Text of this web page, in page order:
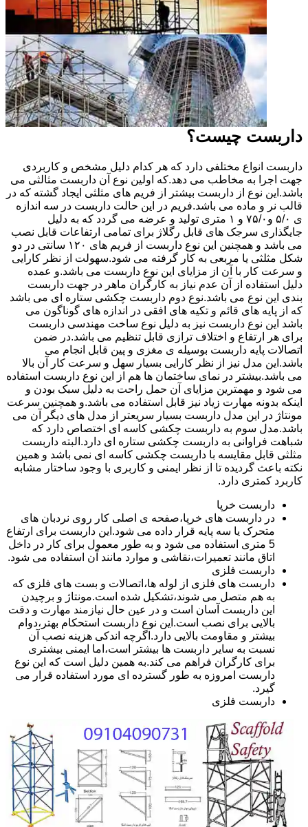
داربست چیست؟
داربست انواع مختلفی دارد که هر کدام دلیل مشخص و کاربردی
جهت اجرا به مخاطب می دهد.که اولین نوع آن داربست مثالثی می
باشد.این نوع از داربست بیشتر از فریم های مثلثی ایجاد گشته که در
قالب نر و ماده می باشد.فریم در این حالت داربست در سه اندازه
ی ۵/۰ و۷۵/۰ و ۱ متری تولید و عرضه می گردد که به دلیل
جایگذاری سرجک های قابل رگلاژ برای تمامی ارتفاعات قابل نصب
می باشد و همچنین این نوع داربست از فریم های ۱۲۰ سانتی در دو
شکل مثلثی یا مربعی به کار گرفته می شود.سهولت از نظر کارایی
و سرعت کار با آن از مزایای این نوع داربست می باشد.و عمده
دلیل استفاده از آن عدم نیاز به کارگران ماهر در جهت داربست
بندی این نوع می باشد.نوع دوم داربست چکشی ستاره ای می باشد
که از پایه های قائم و تکیه های افقی در اندازه های گوناگون می
باشد این نوع داربست نیز به دلیل نوع ساخت مهندسی داربست
برای هر ارتفاع و اختلاف ترازی قابل تنظیم می باشد.در ضمن
اتصالات پایه داربست بوسیله ی مغزی و پین قابل انجام می
باشد.این مدل نیز از نظر کارایی بسیار سهل و سرعت کار آن بالا
می باشد.بیشتر در نمای ساختمان ها هم از این نوع داربست استفاده
می شود و مهمترین مزایای آن حمل راحت به دلیل سبک بودن و
اینکه بدونه مهارت زیاد نیز قابل استفاده می باشد.و همچنین سرعت
مونتاژ در این مدل داربست بسیار سریعتر از مدل های دیگر آن می
باشد.مدل سوم به داربست چکشی کاسه ای اختصاص دارد که
شباهت فراوانی به داربست چکشی ستاره ای دارد.البته داربست
مثلثی قابل مقایسه با داربست چکشی کاسه ای نمی باشد و همین
نکته باعث گردیده تا از نظر ایمنی و کاربری با وجود ساختار مشابه
کاربرد کمتری دارد.
داربست خرپا
در داربست های خرپا،صفحه ی اصلی کار روی نردبان های
متحرک یا سه پایه قرار داده می شود.این داربست برای ارتفاع
5 متری استفاده می شود و به طور معمول برای کار در داخل
اتاق مانند تعمیرات،نقاشی و موارد مانند آن استفاده می شود.
داربست فلزی
داربست های فلزی از لوله ها،اتصالات و بست های فلزی که
به هم متصل می شوند،تشکیل شده است.مونتاژ و برچیدن
این داربست آسان است و در عین حال نیازمند مهارت و دقت
بالایی برای نصب است.این نوع داربست استحکام بهتر،دوام
بیشتر و مقاومت بالایی دارد.اگرچه اندکی هزینه نصب آن
نسبت به سایر داربست ها بیشتر است،اما ایمنی بیشتری
برای کارگران فراهم می کند.به همین دلیل است که این نوع
داربست امروزه به طور گسترده ای مورد استفاده قرار می
گیرد.
داربست فلزی